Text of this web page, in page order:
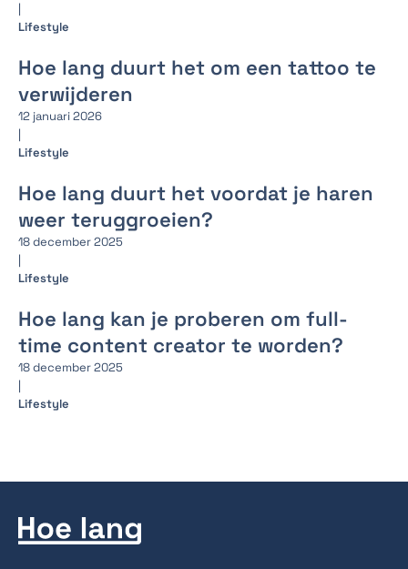
|
Lifestyle
Hoe lang duurt het om een tattoo te
verwijderen
12 januari 2026
|
Lifestyle
Hoe lang duurt het voordat je haren
weer teruggroeien?
18 december 2025
|
Lifestyle
Hoe lang kan je proberen om full-
time content creator te worden?
18 december 2025
|
Lifestyle